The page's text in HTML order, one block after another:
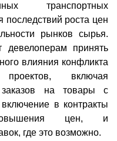
транспортных
последствий роста цен
рынков сырья.
девелоперам принять
влияния конфликта
включая
заказов на товары с
в контракты
цен, и
где это возможно.